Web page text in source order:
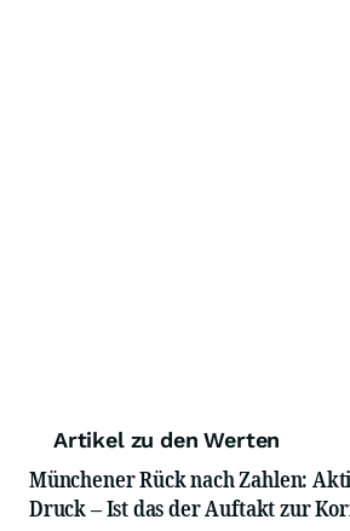
Artikel zu den Werten
Münchener Rück nach Zahlen:
Druck – Ist das der Auftakt zur